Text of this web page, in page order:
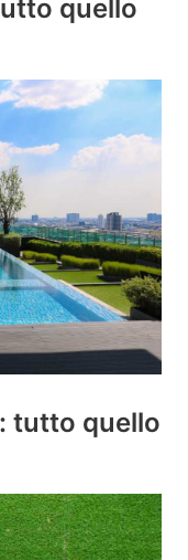
quello
tutto quello